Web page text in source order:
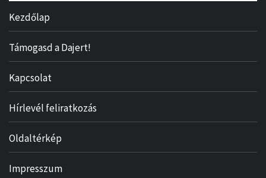
Kezdőlap
Támogasd a Dajert!
Kapcsolat
Hírlevél feliratkozás
Oldaltérkép
Impresszum